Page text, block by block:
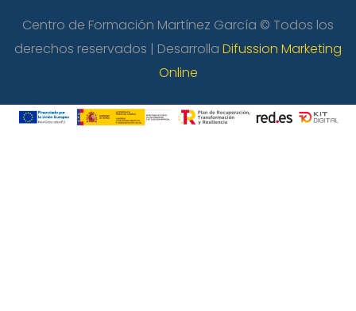
Centro de Formación Martínez García © Todos los
derechos reservados | Desarrolla Difussion Marketing
Online